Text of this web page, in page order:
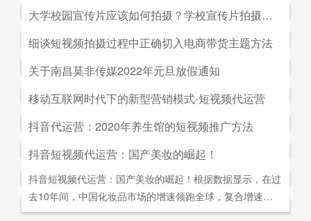
而事实上，正是因为公司规模小，才需要通过一个企业形象
片的包装，给经销商客户等以信心。
何选择抖音代运营公司呢，首先我们要先了解抖音代运营的
主要工作有哪些，抖音代运营公司会帮助我们做什么，什么
是我们自己做不到的，随着抖音的流行，抖音代运营的发展
前景是非常好的。
直播+短视频，新模式新机遇，南昌莫非传媒全域营销平台
会对市场营销造成深远的影响，引领企业走向下一场变革。
2G时代，消费者实现了通讯的自由；3G时代，视频通话和
移动数据技术的兴起推动了智能手机的发展；到了4G技术
的普及，成为了视频流媒体、移动应用和程序化广告发展的
信息的接收已经从图文时代转向了视听时代，而营销方式也
从单一的PC搜索引擎向多媒体、多领域转移，短视频、直
大学校园宣传片应该如何拍摄？学校宣传片拍摄出来有哪些作用？
大学校园宣传片应该如何拍摄？学校宣传片拍摄出来有哪些
始陆续的展开，而为了配合更好的招生进行学校文化建设，
都会拍摄一些大学宣传片来吸引更多学生，进而达到校园招
生的目的。那么，大学宣传片如何拍摄呢？有哪些作用？下
面小编就来为大家简单介绍一下。
细谈短视频拍摄过程中正确切入电商带货主题方法
细谈短视频拍摄过程中正确切入电商带货主题方法。短视频
一是创建自己的个人IP品牌,比如李子柒；二是创建代表生
活方式的品牌, 比如“一条”。前者就是基于达人的影响力创
建品牌,以IP名为品牌名,以达人为 品牌背书,这种模式其实更
像粉丝经济。普通用户受短视频内容的吸引 成为达人的粉
丝,进而成为产生实际购买行为的用户。实践证明,只要 IP足
够打动人心,他们就能爆发出巨大的影响力。以李子柒为例,
李子柒凭借短视频积累了千万粉丝,后在淘宝平台开设店铺,
关于南昌莫非传媒2022年元旦放假通知
关于南昌莫非传媒2022年元旦放假通知.元旦：1月1日（星
月4日（星期二）上班。在此期间，如果您有需要我们提供
服务的地方可直接在网站留言板块进行留言，上班后，我们
会及时回复；如有紧急事项可拨打0791-88196636进行咨
询。
移动互联网时代下的新型营销模式-短视频代运营
移动互联网时代下的新型营销模式-短视频代运营。创意营
的含义发生了新的变化，是以创意表达的内容为连接的、以
社交分享和算法匹配为，主要传播信道的用户参与共创的新
型整合营销模式。
抖音代运营：2020年养生馆的短视频推广方法
抖音代运营：2020年养生馆的短视频推广方法.南昌莫非文
告及网络营销领域的公司，是国内领先的一站式全网营销推
广创新型服务平台。主营：蓝V认证，抖音，快手短视频代
抖音短视频代运营：国产美妆的崛起！
抖音短视频代运营：国产美妆的崛起！根据数据显示，在过
去10年间，中国化妆品市场的增速领跑全球，复合增速达9.
5%。庞大的市场让国产美妆迅速崛起，其中，完美日记一